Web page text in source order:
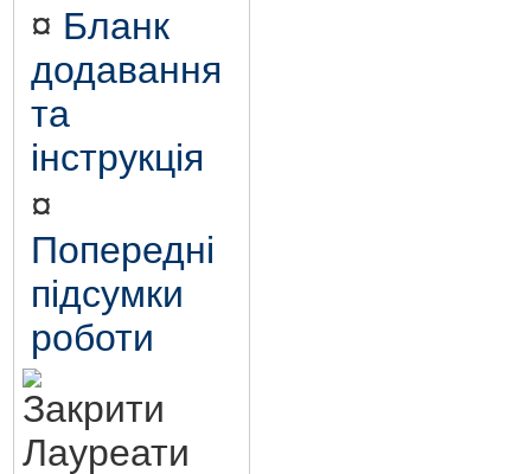
¤ Бланк
додавання
та
інструкція
¤
Попередні
підсумки
роботи
Лауреати